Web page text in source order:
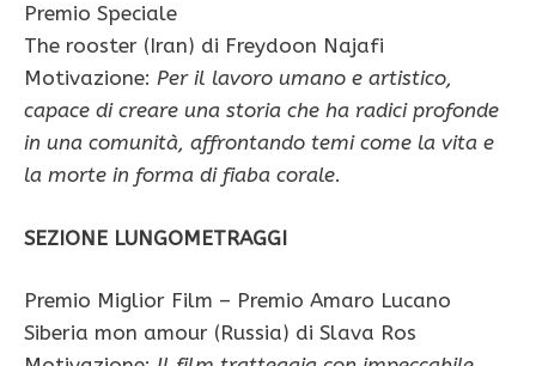
Premio Speciale
The rooster (Iran) di Freydoon Najafi
Motivazione: Per il lavoro umano e artistico,
capace di creare una storia che ha radici profonde
in una comunità, affrontando temi come la vita e
la morte in forma di fiaba corale.
SEZIONE LUNGOMETRAGGI
Premio Miglior Film – Premio Amaro Lucano
Siberia mon amour (Russia) di Slava Ros